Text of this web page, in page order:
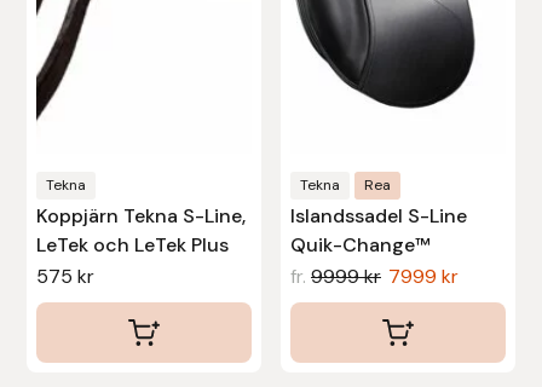
Tekna
Koppjärn Tekna S-Line,
LeTek och LeTek Plus
575kr
olika
alternativen
kan
väljas
produktsidan
Tekna Rea
Islandssadel S-Line
Quik-Change™
fr. 9999kr 7999 kr
olika
alternativen
produktsidan
Lysi Ehf
Metalab
Mountain Horse
Muck Boot Company